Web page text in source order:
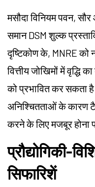
मसौदा विनियम पवन,
समान DSM शुल्क
दृष्टिकोण के, MNRE को
वित्तीय जोखिमों में वृद्धि
को प्रभावित कर सकता
अनिश्चितताओं के कारण
करने के लिए मजबूर होना
प्रौद्योगिकी-
सिफारिशें